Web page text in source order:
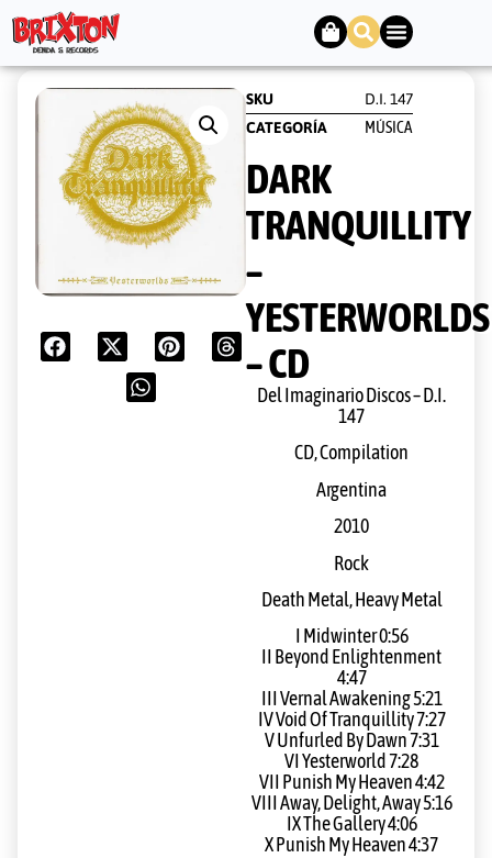
SKU
D.I. 147
CATEGORÍA
MÚSICA
DARK
TRANQUILLITY
–
YESTERWORLDS
– CD
Del Imaginario Discos – D.I.
147
CD, Compilation
Argentina
2010
Rock
Death Metal, Heavy Metal
I Midwinter 0:56
II Beyond Enlightenment
4:47
III Vernal Awakening 5:21
IV Void Of Tranquillity 7:27
V Unfurled By Dawn 7:31
VI Yesterworld 7:28
VII Punish My Heaven 4:42
VIII Away, Delight, Away 5:16
IX The Gallery 4:06
X Punish My Heaven 4:37